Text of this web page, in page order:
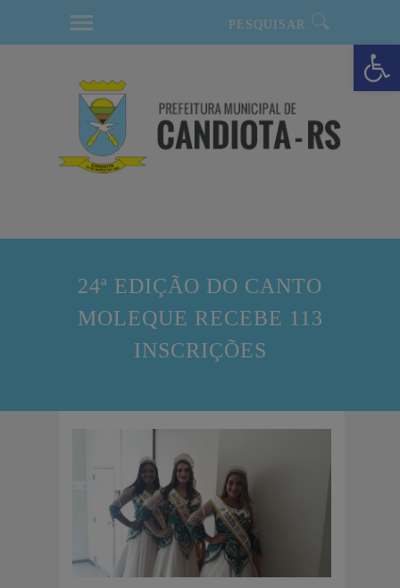
Barra de Ferramentas Aberta
24ª EDIÇÃO DO CANTO
MOLEQUE RECEBE 113
INSCRIÇÕES